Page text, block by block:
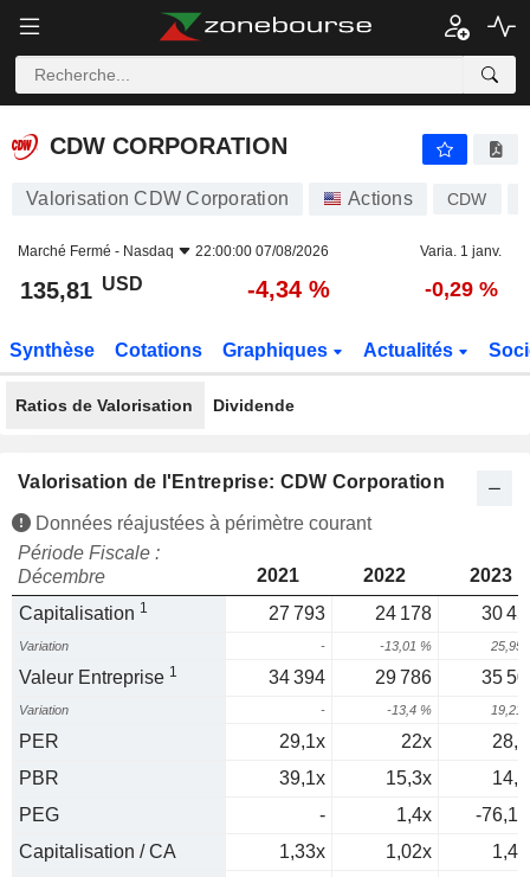
CDW CORPORATION
CDW CORPORATION
Valorisation CDW Corporation Actions CDW
Marché Fermé - Nasdaq 22:00:00 07/08/2026 Varia. 1 janv.
135,81 USD -4,34 % -0,29 %
Synthèse Cotations Graphiques Actualités
Ratios de Valorisation Dividende
Valorisation de l'Entreprise: CDW Corporation
Données réajustées à périmètre courant
Période Fiscale :
Décembre
2021 2022
2023
Capitalisation 1 27 793 24 178 30
Variation - -13,01 % 25,95
Valeur Entreprise 1 34 394 29 786 35
Variation - -13,4 % 19,21
PER 29,1x 22x
PBR
39,1x 15,3x
PEG
- 1,4x
-
Capitalisation / CA
1,33x 1,02x